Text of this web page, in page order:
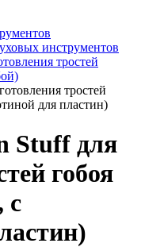
инструментов
тростей
тростей
для пластин)
Stuff для
гобоя
с